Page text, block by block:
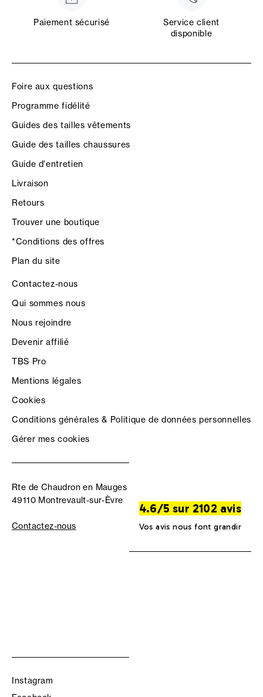
Paiement sécurisé
Service client
disponible
Foire aux questions
Programme fidélité
Guides des tailles vêtements
Guide des tailles chaussures
Guide d'entretien
Livraison
Retours
Trouver une boutique
*Conditions des offres
Plan du site
Contactez-nous
Qui sommes nous
Nous rejoindre
Devenir affilié
TBS Pro
Mentions légales
Cookies
Conditions générales & Politique de données personnelles
Gérer mes cookies
Rte de Chaudron en Mauges
49110 Montrevault-sur-Èvre
Contactez-nous
4.6/5 sur 2102 avis
Vos avis nous font grandir
Instagram